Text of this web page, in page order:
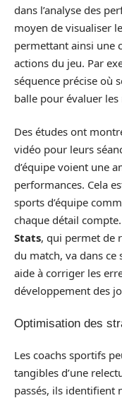
dans l’analyse des
moyen de visualiser
permettant ainsi une
actions du jeu. Par
séquence précise où
balle pour évaluer
Des études ont
vidéo pour leurs
d’équipe voient une
performances. Cela
sports d’équipe
chaque détail
Stats, qui permet de
du match, va dans ce
aide à corriger les
développement des
Optimisation des
Les coachs sportifs
tangibles d’une
passés, ils identifient